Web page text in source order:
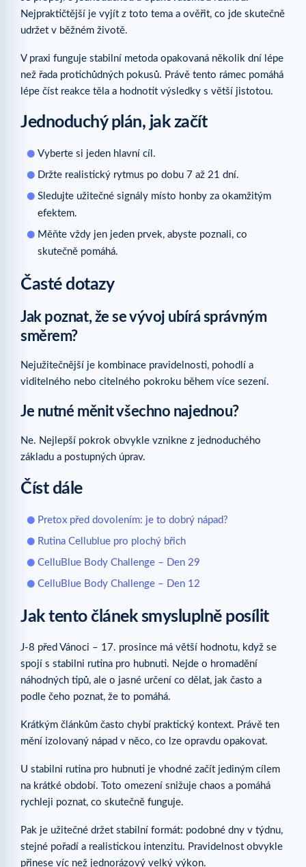
Nejpraktičtější je vyjít z toto tema a ověřit, co jde skutečně
udržet v běžném životě.
V praxi funguje stabilní metoda opakovaná několik dní lépe
než řada protichůdných pokusů. Právě tento rámec pomáhá
lépe číst reakce těla a hodnotit výsledky s větší jistotou.
Jednoduchý plán, jak začít
Vyberte si jeden hlavní cíl.
Držte realistický rytmus po dobu 7 až 21 dní.
Sledujte užitečné signály místo honby za okamžitým
efektem.
Měňte vždy jen jeden prvek, abyste poznali, co
skutečně pomáhá.
Časté dotazy
Jak poznat, že se vývoj ubírá správným
směrem?
Nejužitečnější je kombinace pravidelnosti, pohodlí a
viditelného nebo citelného pokroku během více sezení.
Je nutné měnit všechno najednou?
Ne. Nejlepší pokrok obvykle vznikne z jednoduchého
základu a postupných úprav.
Číst dále
Pretox před dovolením: je to dobrý nápad?
Rutina Cellublue pro plochý břich
CelluBlue Body Challenge – Den 29
CelluBlue Body Challenge – Den 12
Jak tento článek smysluplně posílit
J-8 před Vánoci – 17. prosince má větší hodnotu, když se
spojí s stabilni rutina pro hubnuti. Nejde o hromadění
náhodných tipů, ale o jasné určení co dělat, jak často a
podle čeho poznat, že to pomáhá.
Krátkým článkům často chybí praktický kontext. Právě ten
mění izolovaný nápad v něco, co lze opravdu opakovat.
U stabilni rutina pro hubnuti je vhodné začít jediným cílem
na krátké období. Toto omezení snižuje chaos a pomáhá
rychleji poznat, co skutečně funguje.
Pak je užitečné držet stabilní formát: podobné dny v týdnu,
stejné pořadí a realistickou intenzitu. Pravidelnost obvykle
přinese víc než jednorázový velký výkon.